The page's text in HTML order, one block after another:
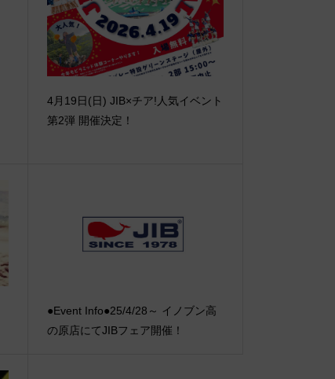
4月19日(日) JIB×チア!人気イベント
第2弾 開催決定！
●Event Info●25/4/28～ イノブン高
の原店にてJIBフェア開催！